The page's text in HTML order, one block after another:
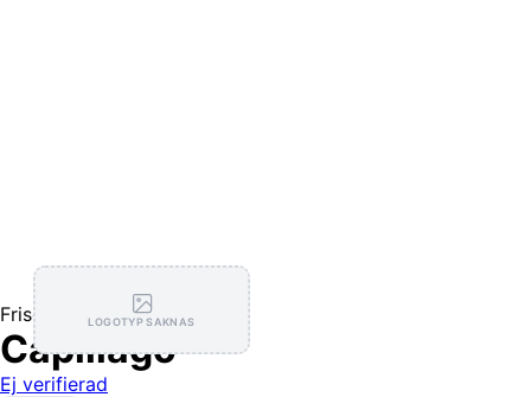
LOGOTYP SAKNAS
Frisörer
Capillago
Ej verifierad